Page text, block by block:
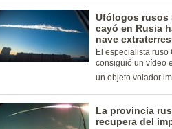
Ufólogos rusos
cayó en Rusia
nave
El especialista ruso
consiguió un vídeo
un objeto volador
La provincia
recupera del